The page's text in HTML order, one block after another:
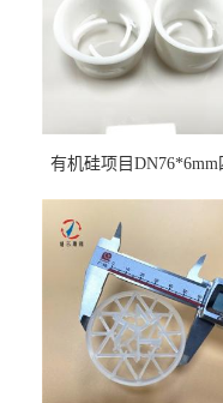
有机硅项目DN76*6mm